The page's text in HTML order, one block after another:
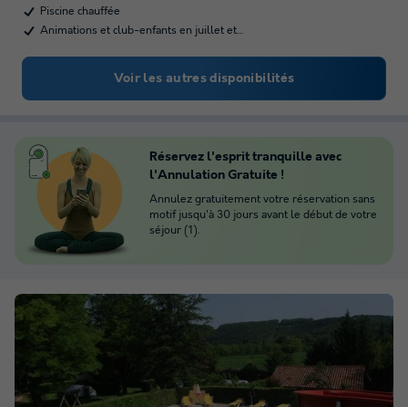
Piscine chauffée
Animations et club-enfants en juillet et…
Voir les autres disponibilités
Réservez l'esprit tranquille avec
l'Annulation Gratuite !
Annulez gratuitement votre réservation sans
motif jusqu'à 30 jours avant le début de votre
séjour (1).